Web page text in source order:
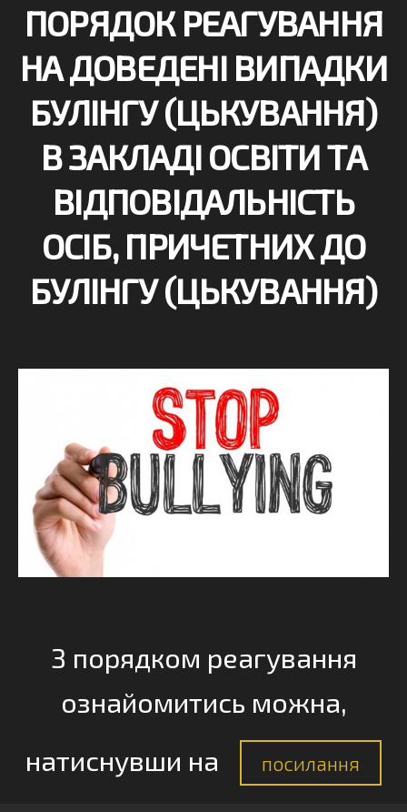
ПОРЯДОК РЕАГУВАННЯ
НА ДОВЕДЕНІ ВИПАДКИ
БУЛІНГУ (ЦЬКУВАННЯ)
В ЗАКЛАДІ ОСВІТИ ТА
ВІДПОВІДАЛЬНІСТЬ
ОСІБ, ПРИЧЕТНИХ ДО
БУЛІНГУ (ЦЬКУВАННЯ)
З порядком реагування
ознайомитись можна,
натиснувши на
посилання